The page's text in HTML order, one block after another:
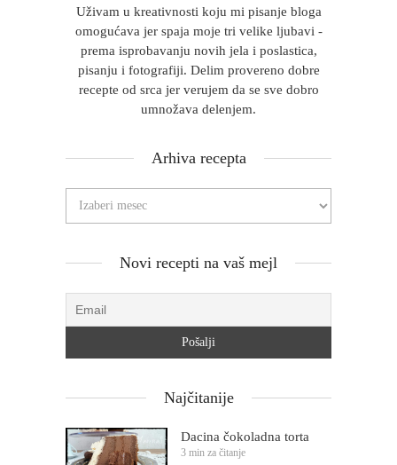
Uživam u kreativnosti koju mi pisanje bloga
omogućava jer spaja moje tri velike ljubavi -
prema isprobavanju novih jela i poslastica,
pisanju i fotografiji. Delim provereno dobre
recepte od srca jer verujem da se sve dobro
umnožava delenjem.
Arhiva recepta
Novi recepti na vaš mejl
Najčitanije
Dacina čokoladna torta
3 min za čitanje